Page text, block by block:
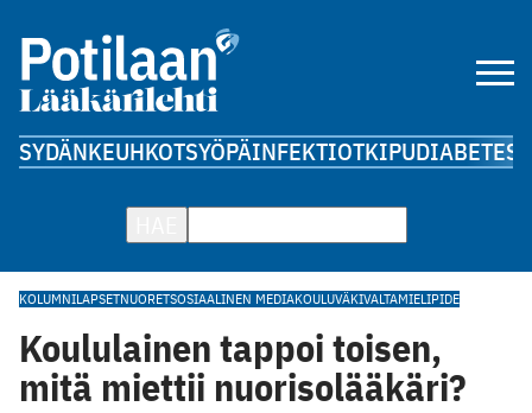
SYDÄNKEUHKOTSYÖPÄINFEKTIOTKIPUDIABETES
KOLUMNILAPSETNUORETSOSIAALINEN MEDIAKOULUVÄKIVALTAMIELIPIDE
Koululainen tappoi toisen,
mitä miettii nuorisolääkäri?